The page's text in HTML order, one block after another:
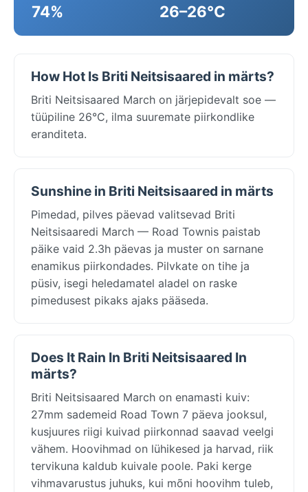
74% 26–26°C
How Hot Is Briti Neitsisaared in märts?
Briti Neitsisaared March on järjepidevalt soe —
tüüpiline 26°C, ilma suuremate piirkondlike
eranditeta.
Sunshine in Briti Neitsisaared in märts
Pimedad, pilves päevad valitsevad Briti
Neitsisaaredi March — Road Townis paistab
päike vaid 2.3h päevas ja muster on sarnane
enamikus piirkondades. Pilvkate on tihe ja
püsiv, isegi heledamatel aladel on raske
pimedusest pikaks ajaks pääseda.
Does It Rain In Briti Neitsisaared In
märts?
Briti Neitsisaared March on enamasti kuiv:
27mm sademeid Road Town 7 päeva jooksul,
kusjuures riigi kuivad piirkonnad saavad veelgi
vähem. Hoovihmad on lühikesed ja harvad, riik
tervikuna kaldub kuivale poole. Paki kerge
vihmavarustus juhuks, kui mõni hoovihm tuleb,